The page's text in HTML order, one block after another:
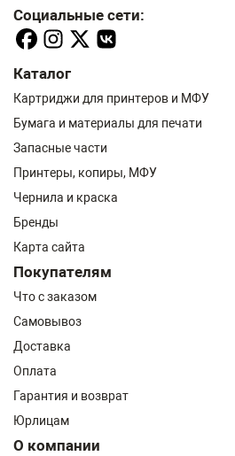
Социальные сети:
Каталог
Картриджи для принтеров и МФУ
Бумага и материалы для печати
Запасные части
Принтеры, копиры, МФУ
Чернила и краска
Бренды
Карта сайта
Покупателям
Что с заказом
Самовывоз
Доставка
Оплата
Гарантия и возврат
Юрлицам
О компании